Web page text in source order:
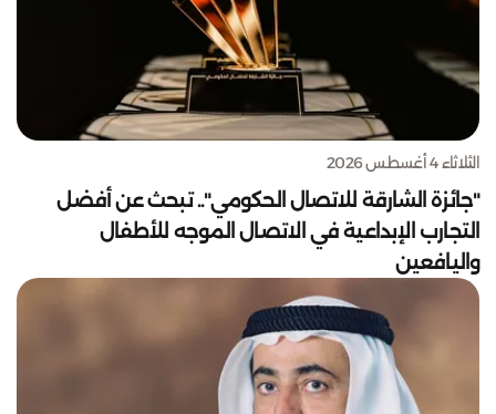
الثلاثاء 4 أغسطس 2026
"جائزة الشارقة للاتصال الحكومي".. تبحث عن أفضل
التجارب الإبداعية في الاتصال الموجه للأطفال
واليافعين